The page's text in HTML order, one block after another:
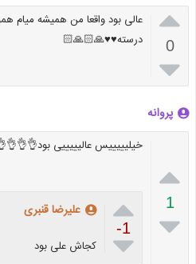

0

عالی بود واقعا من همیشه
درسته♥️♥️🙏🏻🙏🏻
پروانه

1

خیلیییییس عالیییییی

-1

علیرضا قنبری
کجاش علی بود